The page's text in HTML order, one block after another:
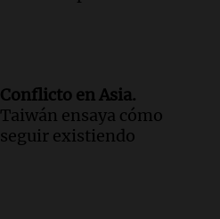
Conflicto en Asia.
Taiwán ensaya cómo
seguir existiendo